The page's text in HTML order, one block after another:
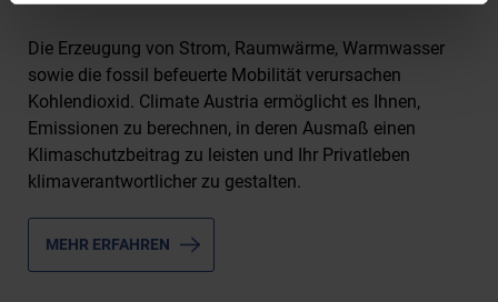
Die Erzeugung von Strom, Raumwärme, Warmwasser
sowie die fossil befeuerte Mobilität verursachen
Kohlendioxid. Climate Austria ermöglicht es Ihnen,
Emissionen zu berechnen, in deren Ausmaß einen
Klimaschutzbeitrag zu leisten und Ihr Privatleben
klimaverantwortlicher zu gestalten.
MEHR ERFAHREN